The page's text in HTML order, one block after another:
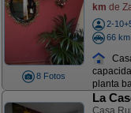
8 Fotos
km de
2-
66
planta
La
Casa